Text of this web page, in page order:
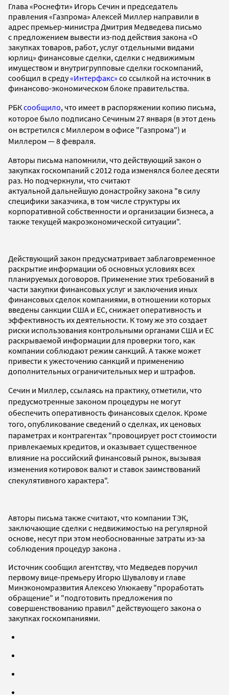
Глава «Роснефти» Игорь Сечин и председатель
правления «Газпрома» Алексей Миллер направили в
адрес премьер-министра Дмитрия Медведева письмо
с предложением вывести из-под действия закона «О
закупках товаров, работ, услуг отдельными видами
юрлиц» финансовые сделки, сделки с недвижимым
имуществом и внутригрупповые сделки госкомпаний,
сообщил в среду«Интерфакс» со ссылкой на источник в
финансово-экономическом блоке правительства.
РБКсообщило, что имеет в распоряжении копию письма,
которое было подписано Сечиным 27 января (в этот день
он встретился с Миллером в офисе "Газпрома") и
Миллером — 8 февраля.
Авторы письма напомнили, что действующий закон о
закупках госкомпаний с 2012 года изменялся более десяти
раз. Но подчеркнули, что считают
актуальной дальнейшую донастройку закона "в силу
специфики заказчика, в том числе структуры их
корпоративной собственности и организации бизнеса, а
также текущей макроэкономической ситуации".
Действующий закон предусматривает заблаговременное
раскрытие информации об основных условиях всех
планируемых договоров. Применение этих требований в
части закупки финансовых услуг и заключения иных
финансовых сделок компаниями, в отношении которых
введены санкции США и ЕС, снижает оперативность и
эффективность их деятельности. К тому же это создает
риски использования контрольными органами США и ЕС
раскрываемой информации для проверки того, как
компании соблюдают режим санкций. А также может
привести к ужесточению санкций и применению
дополнительных ограничительных мер и штрафов.
Сечин и Миллер, ссылаясь на практику, отметили, что
предусмотренные законом процедуры не могут
обеспечить оперативность финансовых сделок. Кроме
того, опубликование сведений о сделках, их ценовых
параметрах и контрагентах "провоцирует рост стоимости
привлекаемых кредитов, и оказывает существенное
влияние на российский финансовый рынок, вызывая
изменения котировок валют и ставок заимствований
спекулятивного характера".
Авторы письма также считают, что компании ТЭК,
заключающие сделки с недвижимостью на регулярной
основе, несут при этом необоснованные затраты из-за
соблюдения процедур закона .
Источник сообщил агентству, что Медведев поручил
первому вице-премьеру Игорю Шувалову и главе
Минэкономразвития Алексею Улюкаеву "проработать
обращение" и "подготовить предложения по
совершенствованию правил" действующего закона о
закупках госкомпаниями.